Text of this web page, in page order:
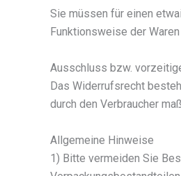
Sie müssen für einen
Funktionsweise der
Ausschluss bzw.
Das Widerrufsrecht
durch den Verbraucher
Allgemeine Hinweise
1) Bitte vermeiden Sie